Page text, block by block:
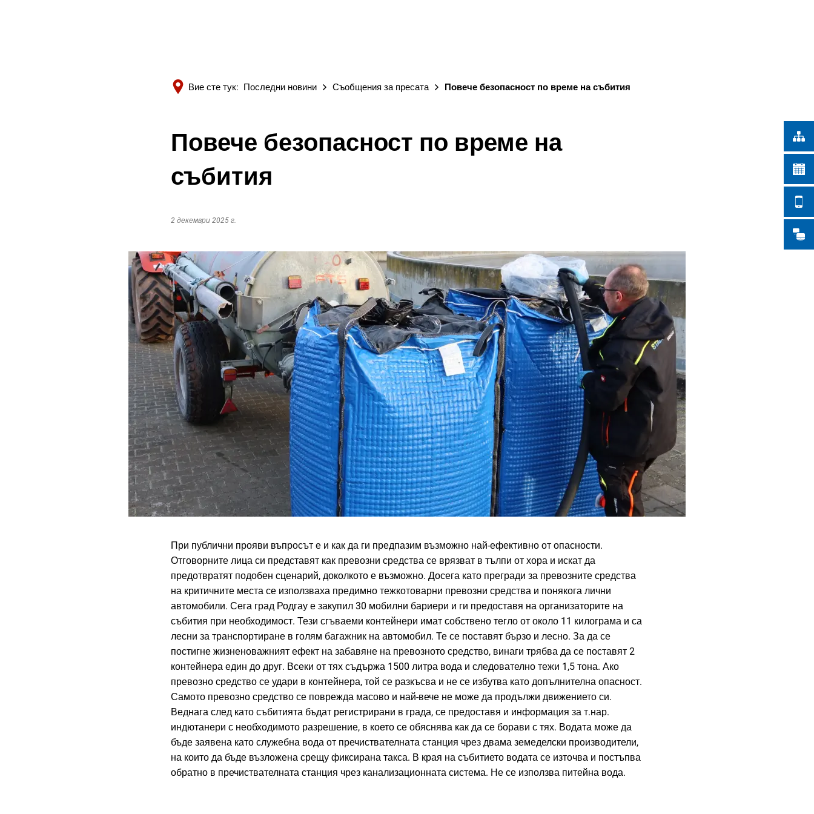
Вие сте тук: Последни новини Съобщения за пресата Повече безопасност по време на събития
Повече безопасност по време на
събития
2 декември 2025 г.
При публични прояви въпросът е и как да ги предпазим възможно най-ефективно от опасности.
Отговорните лица си представят как превозни средства се врязват в тълпи от хора и искат да
предотвратят подобен сценарий, доколкото е възможно. Досега като прегради за превозните средства
на критичните места се използваха предимно тежкотоварни превозни средства и понякога лични
автомобили. Сега град Родгау е закупил 30 мобилни бариери и ги предоставя на организаторите на
събития при необходимост. Тези сгъваеми контейнери имат собствено тегло от около 11 килограма и са
лесни за транспортиране в голям багажник на автомобил. Те се поставят бързо и лесно. За да се
постигне жизненоважният ефект на забавяне на превозното средство, винаги трябва да се поставят 2
контейнера един до друг. Всеки от тях съдържа 1500 литра вода и следователно тежи 1,5 тона. Ако
превозно средство се удари в контейнера, той се разкъсва и не се избутва като допълнителна опасност.
Самото превозно средство се поврежда масово и най-вече не може да продължи движението си.
Веднага след като събитията бъдат регистрирани в града, се предоставя и информация за т.нар.
индютанери с необходимото разрешение, в което се обяснява как да се борави с тях. Водата може да
бъде заявена като служебна вода от пречиствателната станция чрез двама земеделски производители,
на които да бъде възложена срещу фиксирана такса. В края на събитието водата се източва и постъпва
обратно в пречиствателната станция чрез канализационната система. Не се използва питейна вода.